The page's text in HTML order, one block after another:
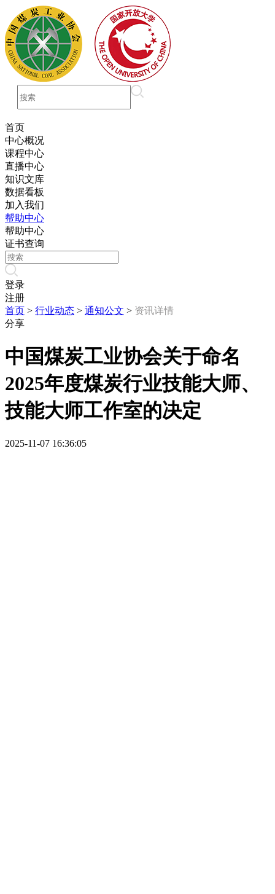
首页
中心概况
课程中心
直播中心
知识文库
数据看板
加入我们
帮助中心
帮助中心
证书查询
登录
注册
首页 > 行业动态 > 通知公文 > 资讯详情
分享
中国煤炭工业协会关于命名
2025年度煤炭行业技能大师、
技能大师工作室的决定
2025-11-07 16:36:05